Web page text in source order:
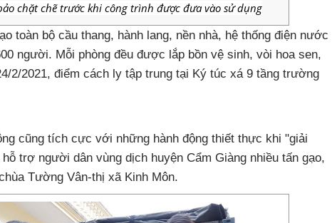
chặt chẽ trước khi công trình được đưa vào sử dụng
toàn bộ cầu thang, hành lang, nền nhà, hệ thống điện nước
người. Mỗi phòng đều được lắp bồn vệ sinh, vòi hoa sen,
2/2021, điểm cách ly tập trung tại Ký túc xá 9 tầng trường
cũng tích cực với những hành động thiết thực khi "giải
trợ người dân vùng dịch huyện Cẩm Giàng nhiều tấn gạo,
Tường Vân-thị xã Kinh Môn.